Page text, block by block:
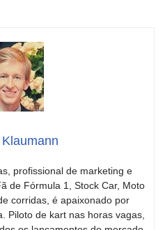
profissional de marketing e
de Fórmula 1, Stock Car, Moto
corridas, é apaixonado por
Piloto de kart nas horas vagas,